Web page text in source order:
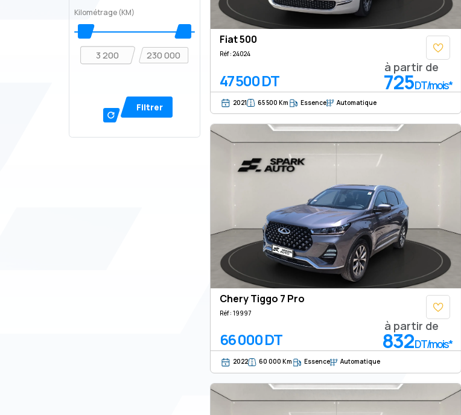
Kilométrage (KM)
Filtrer
Fiat 500
Réf : 24024
47 500 DT
à partir de
725DT/mois*
2021 65 500 Km Essence Automatique
Chery Tiggo 7 Pro
Réf : 19997
66 000 DT
à partir de
832DT/mois*
2022 60 000 Km Essence Automatique